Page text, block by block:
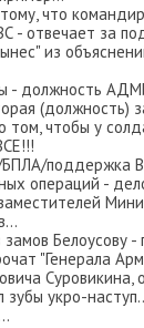
что
- отвечает за
из
- должность
(должность)
том, чтобы у
поддержка
операций -
Белоусову -
"Генерала
Суровикина,
зубы укро-